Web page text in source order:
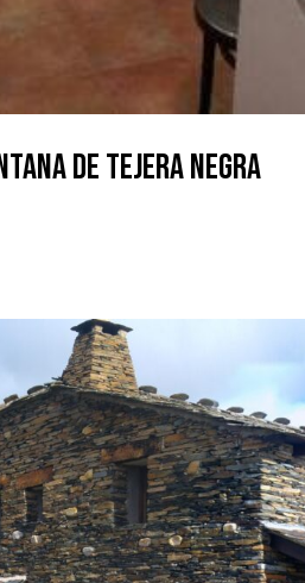
de Tejera Negra